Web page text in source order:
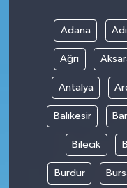
Adana
Ağrı
Antalya
Balıkesir
Bilecik
Burdur